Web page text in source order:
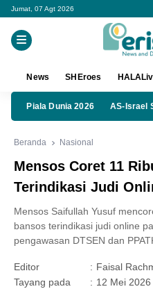
Jumat, 07 Agt 2026
News SHEroes
Piala Dunia 2026 AS-Israel
Beranda Nasional
Mensos Coret 11
Terindikasi Judi
Mensos Saifullah Yusuf
bansos terindikasi judi online
pengawasan DTSEN dan
Editor : Faisal
Tayang pada
: 12 Mei